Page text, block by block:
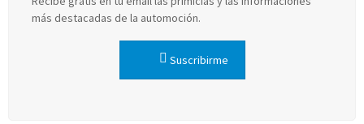
más destacadas de la automoción.
Suscribirme